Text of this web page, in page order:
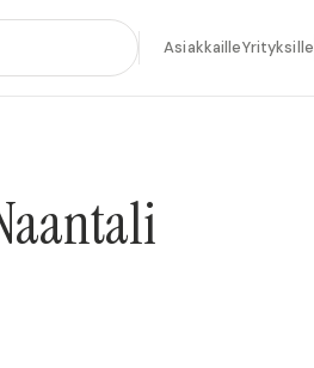
AsiakkailleYrityksille